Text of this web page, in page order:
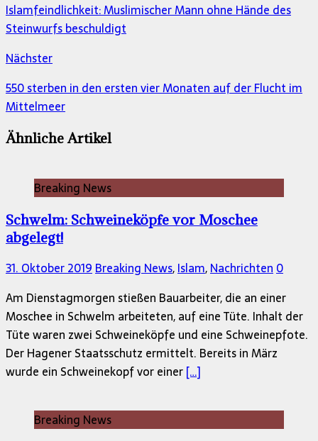
Islamfeindlichkeit: Muslimischer Mann ohne Hände des
Steinwurfs beschuldigt
Nächster
550 sterben in den ersten vier Monaten auf der Flucht im
Mittelmeer
Ähnliche Artikel
Breaking News
Schwelm: Schweineköpfe vor Moschee
abgelegt!
31. Oktober 2019Breaking News,Islam,Nachrichten0
Am Dienstagmorgen stießen Bauarbeiter, die an einer
Moschee in Schwelm arbeiteten, auf eine Tüte. Inhalt der
Tüte waren zwei Schweineköpfe und eine Schweinepfote.
Der Hagener Staatsschutz ermittelt. Bereits in März
wurde ein Schweinekopf vor einer[…]
Breaking News